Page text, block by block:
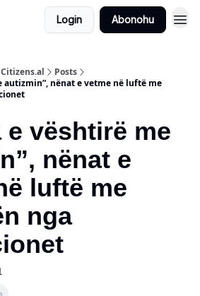
Login Abonohu
Posts
autizmin”, nënat e vetme në luftë me
e vështirë me
nënat e
luftë me
nga